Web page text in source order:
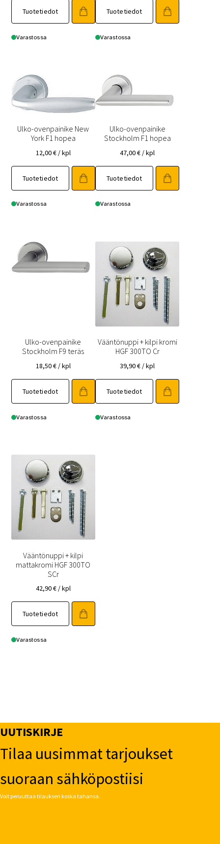
Tuotetiedot
Varastossa
Tuotetiedot
Varastossa
Ulko-ovenpainike New
York F1 hopea
12,00€ / kpl
Tuotetiedot
Varastossa
Ulko-ovenpainike
Stockholm F1 hopea
47,00€ / kpl
Tuotetiedot
Varastossa
Ulko-ovenpainike
Stockholm F9 teräs
18,50€ / kpl
Tuotetiedot
Varastossa
Vääntönuppi + kilpi kromi
HGF 300TO Cr
39,90€ / kpl
Tuotetiedot
Varastossa
Vääntönuppi + kilpi
mattakromi HGF 300TO
SCr
42,90€ / kpl
Tuotetiedot
Varastossa
UUTISKIRJE
Tilaa uusimmat tarjoukset
suoraan sähköpostiisi
Voit peruuttaa tilauksen koska tahansa.